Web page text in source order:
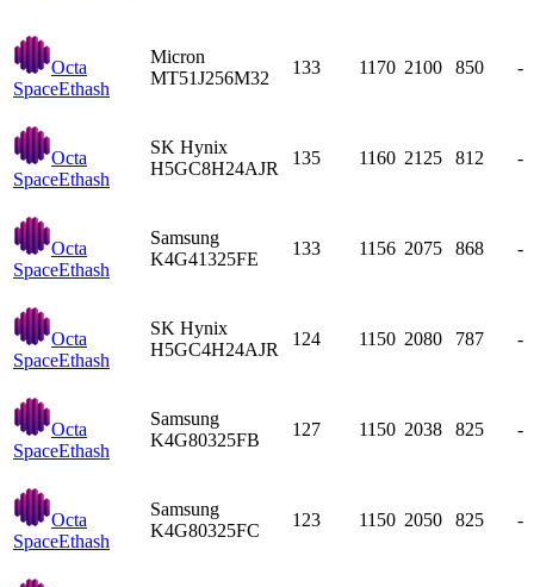
Octa
SpaceEthash
Micron
MT51J256M32
133 1170 2100 850 -
Octa
SpaceEthash
SK Hynix
H5GC8H24AJR
135 1160 2125 812 -
Octa
SpaceEthash
Samsung
K4G41325FE
133 1156 2075 868 -
Octa
SpaceEthash
SK Hynix
H5GC4H24AJR
124 1150 2080 787 -
Octa
SpaceEthash
Samsung
K4G80325FB
127 1150 2038 825 -
Octa
SpaceEthash
Samsung
K4G80325FC
123 1150 2050 825 -